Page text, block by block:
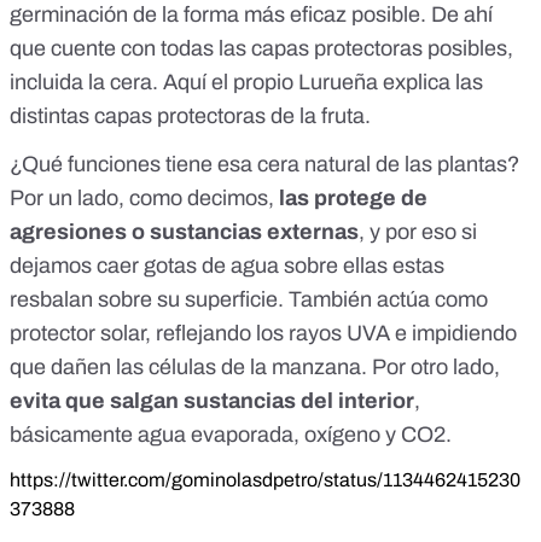
germinación de la forma más eficaz posible. De ahí
que cuente con todas las capas protectoras posibles,
incluida la cera. Aquíel propio Lurueña explica las
distintas capas protectoras de la fruta.
¿Qué funciones tiene esa cera natural de las plantas?
Por un lado, como decimos, las protege de
agresiones o sustancias externas, y por eso si
dejamos caer gotas de agua sobre ellas estas
resbalan sobre su superficie. También actúa como
protector solar, reflejando los rayos UVA e impidiendo
que dañen las células de la manzana. Por otro lado,
evita que salgan sustancias del interior,
básicamente agua evaporada, oxígeno y CO2.
https://twitter.com/gominolasdpetro/status/1134462415230
373888